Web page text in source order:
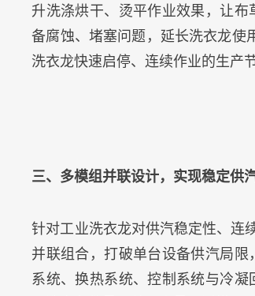
升洗涤烘干、烫平作业效果，让
备腐蚀、堵塞问题，延长洗衣龙使
洗衣龙快速启停、连续作业的生产节
三、多模组并联设计，实现稳定供
针对工业洗衣龙对供汽稳定性、连
并联组合，打破单台设备供汽局
系统、换热系统、控制系统与冷凝